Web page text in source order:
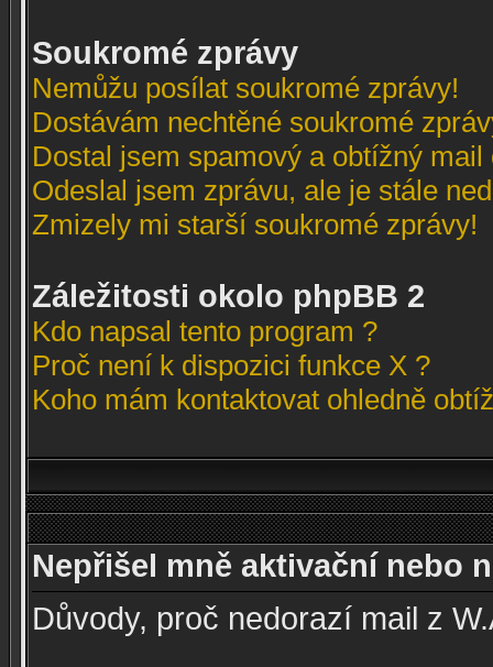
Soukromé zprávy
Nemůžu posílat soukromé zprávy!
Dostávám nechtěné soukromé
Dostal jsem spamový a obtížný mail
Odeslal jsem zprávu, ale je stále
Zmizely mi starší soukromé zprávy!
Záležitosti okolo phpBB 2
Kdo napsal tento program ?
Proč není k dispozici funkce X ?
Koho mám kontaktovat ohledně
Nepřišel mně aktivační nebo
Důvody, proč nedorazí mail z